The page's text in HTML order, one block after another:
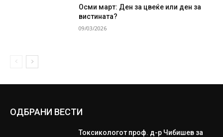
Осми март: Ден за цвеќе или ден за
вистината?
09/03/2026
ОДБРАНИ ВЕСТИ
Токсикологот проф. д-р Чибишев за